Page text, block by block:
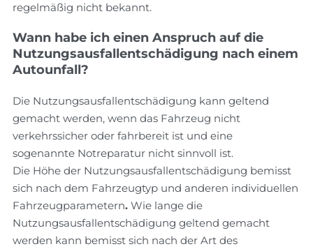
regelmäßig nicht bekannt.
Wann habe ich einen Anspruch auf die
Nutzungsausfallentschädigung nach einem
Autounfall?
Die Nutzungsausfallentschädigung kann geltend
gemacht werden, wenn das Fahrzeug nicht
verkehrssicher oder fahrbereit ist und eine
sogenannte Notreparatur nicht sinnvoll ist.
Die Höhe der Nutzungsausfallentschädigung bemisst
sich nach dem Fahrzeugtyp und anderen individuellen
Fahrzeugparametern.Wie lange die
Nutzungsausfallentschädigung geltend gemacht
werden kann bemisst sich nach der Art des